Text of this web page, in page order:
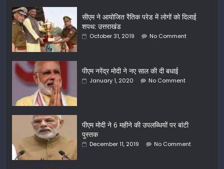
सीएम ने आयोजित रैतिक परेड में लोगों को दिलाई
शपथ: उत्तराखंड
October 31, 2019 No Comment
पीएम नरेंद्र मोदी ने नए साल की दी बधाई
January 1, 2020 No Comment
पीएम मोदी ने 6 महीने की उपलब्धियों पर बांटी
पुस्तक
December 11, 2019 No Comment